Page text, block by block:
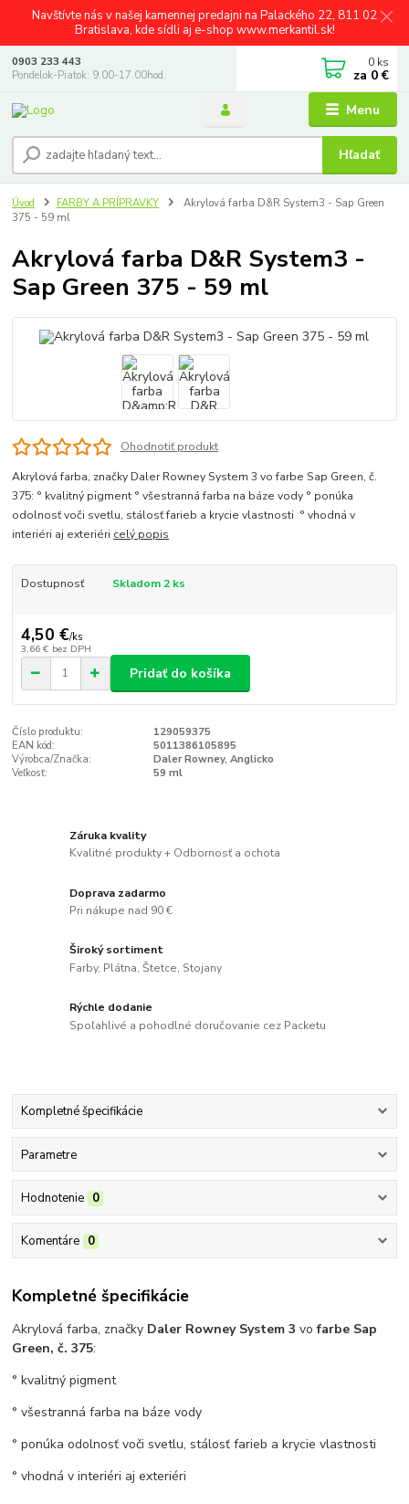
Navštívte nás v našej kamennej predajni na Palackého 22, 811 02
Bratislava, kde sídli aj e-shop www.merkantil.sk!
Menu
Hľadať
0903 233 443
Pondelok-Piatok: 9.00-17.00hod.
0 ks
za 0 €
Úvod FARBY A PRÍPRAVKY
Akrylová farba D&R System3 - Sap Green
375 - 59 ml
Akrylová farba D&R System3 -
Sap Green 375 - 59 ml
Ohodnotiť produkt
Akrylová farba, značky Daler Rowney System 3 vo farbe Sap Green, č.
375: ° kvalitný pigment ° všestranná farba na báze vody ° ponúka
odolnosť voči svetlu, stálosť farieb a krycie vlastnosti ° vhodná v
interiéri aj exteriéri celý popis
Dostupnosť Skladom 2 ks
4,50 €/ks
3,66 € bez DPH
Pridať do košíka
Číslo produktu:
129059375
EAN kód:
5011386105895
Výrobca/Značka:
Daler Rowney, Anglicko
Veľkosť:
59 ml
Záruka kvality
Kvalitné produkty + Odbornosť a ochota
Doprava zadarmo
Pri nákupe nad 90 €
Široký sortiment
Farby, Plátna, Štetce, Stojany
Rýchle dodanie
Spoľahlivé a pohodlné doručovanie cez Packetu
Kompletné špecifikácie
Parametre
Hodnotenie 0
Komentáre 0
Kompletné špecifikácie
Akrylová farba, značky Daler Rowney System 3 vofarbe Sap
Green, č. 375:
° kvalitný pigment
° všestranná farba na báze vody
° ponúka odolnosť voči svetlu, stálosť farieb a krycie vlastnosti
° vhodná v interiéri aj exteriéri